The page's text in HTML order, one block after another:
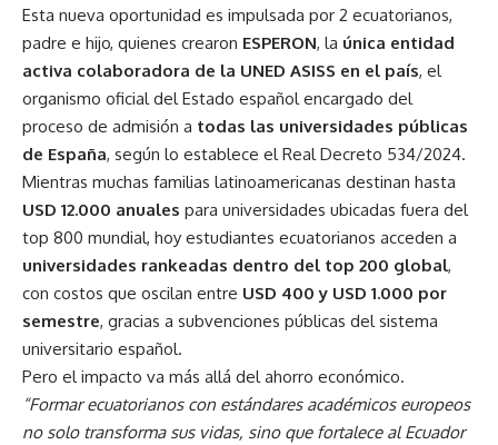
Esta nueva oportunidad es impulsada por 2 ecuatorianos,
padre e hijo, quienes crearon ESPERON, la única entidad
activa colaboradora de la UNED ASISS en el país, el
organismo oficial del Estado español encargado del
proceso de admisión a todas las universidades públicas
de España, según lo establece el Real Decreto 534/2024.
Mientras muchas familias latinoamericanas destinan hasta
USD 12.000 anuales para universidades ubicadas fuera del
top 800 mundial, hoy estudiantes ecuatorianos acceden a
universidades rankeadas dentro del top 200 global,
con costos que oscilan entre USD 400 y USD 1.000 por
semestre, gracias a subvenciones públicas del sistema
universitario español.
Pero el impacto va más allá del ahorro económico.
“Formar ecuatorianos con estándares académicos europeos
no solo transforma sus vidas, sino que fortalece al Ecuador